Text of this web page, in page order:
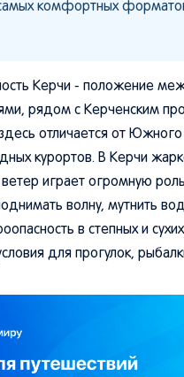
комфортных
Керчи - положение
рядом с Керченским
отличается от
курортов. В Керчи
играет огромную
волну, мутнить
в степных и
для прогулок,